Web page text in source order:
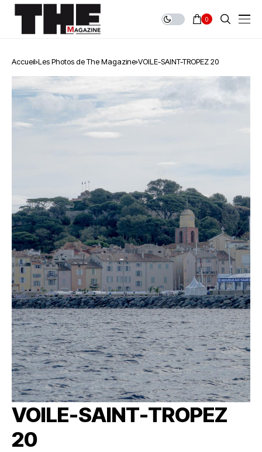
0
Accueil Les Photos de The Magazine VOILE-SAINT-TROPEZ 20
VOILE-SAINT-TROPEZ
20